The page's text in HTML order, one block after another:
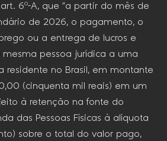
6º-A, que “a partir do mês de
de 2026, o pagamento, o
ou a entrega de lucros e
pessoa jurídica a uma
residente no Brasil, em montante
(cinquenta mil reais) em um
à retenção na fonte do
das Pessoas Físicas à alíquota
sobre o total do valor pago,